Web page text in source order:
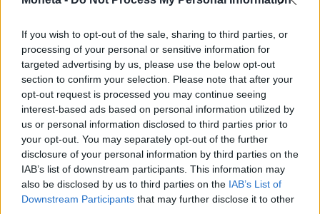
If you wish to opt-out of the sale, sharing to third parties, or
processing of your personal or sensitive information for
targeted advertising by us, please use the below opt-out
section to confirm your selection. Please note that after your
opt-out request is processed you may continue seeing
interest-based ads based on personal information utilized by
us or personal information disclosed to third parties prior to
your opt-out. You may separately opt-out of the further
disclosure of your personal information by third parties on the
IAB’s list of downstream participants. This information may
also be disclosed by us to third parties on the IAB’s List of
Downstream Participants that may further disclose it to other
LAVORO E WELFARE
Sciopero dei rider: "Pagateci anche con il
blocco delle consegne per caldo"
Emanuela Meucci